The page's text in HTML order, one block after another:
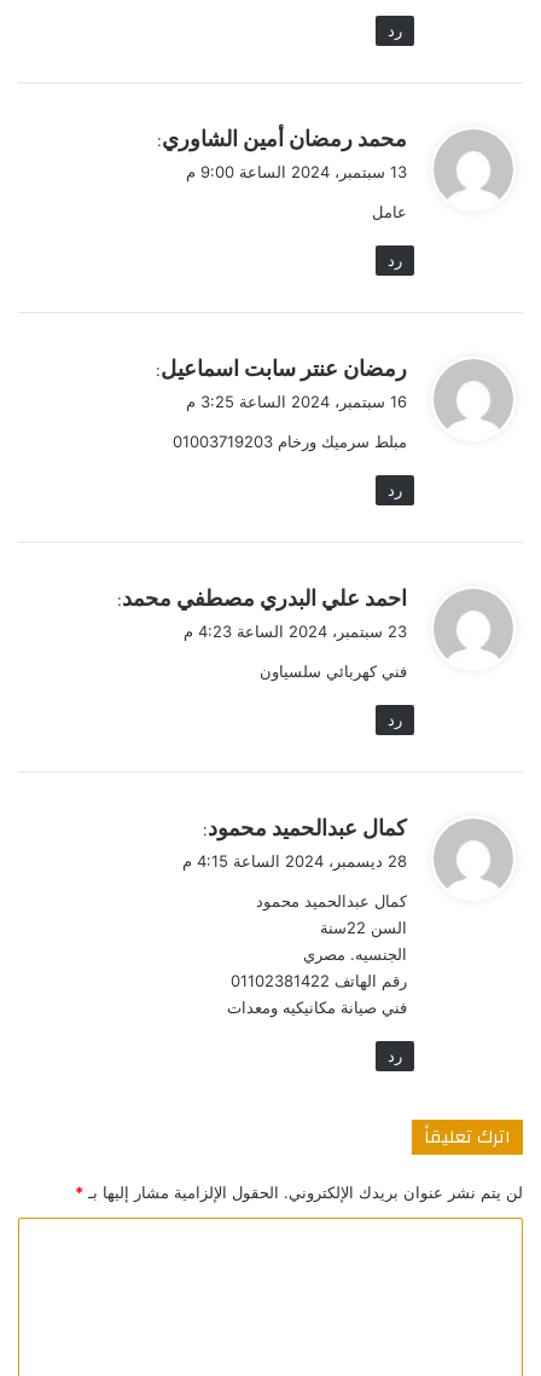
رد
ل
محمد رمضان أمين الشاوري:
13 سبتمبر، 2024 الساعة 9:00 م
عامل
رد
ل
رمضان عنتر سابت اسماعيل:
16 سبتمبر، 2024 الساعة 3:25 م
مبلط سرميك ورخام 01003719203
رد
ي
ل
احمد علي البدري مصطفي محمد:
23 سبتمبر، 2024 الساعة 4:23 م
فني كهربائي سلسياون
رد
ي
ل
كمال عبدالحميد محمود:
28 ديسمبر، 2024 الساعة 4:15 م
كمال عبدالحميد محمود
السن 22سنة
الجنسيه. مصري
رقم الهاتف 01102381422
فني صيانة مكانيكيه ومعدات
رد
اترك تعليقاً
لن يتم نشر عنوان بريدك الإلكتروني. الحقول الإلزامية مشار إليها بـ *